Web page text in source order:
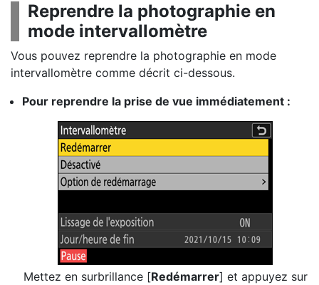
Reprendre la photographie en
mode intervallomètre
Vous pouvez reprendre la photographie en mode
intervallomètre comme décrit ci-dessous.
Pour reprendre la prise de vue immédiatement :
Mettez en surbrillance [Redémarrer] et appuyez sur